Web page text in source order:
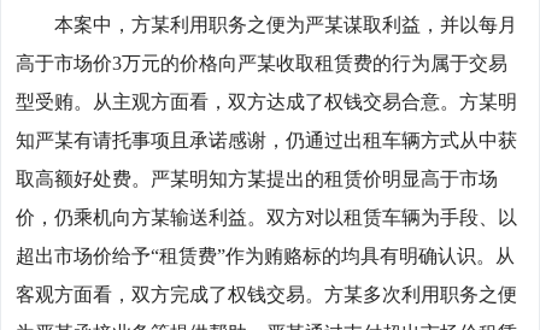
本案中，方某利用职务之便为严某谋取利益，并以每月
高于市场价3万元的价格向严某收取租赁费的行为属于交易
型受贿。从主观方面看，双方达成了权钱交易合意。方某明
知严某有请托事项且承诺感谢，仍通过出租车辆方式从中获
取高额好处费。严某明知方某提出的租赁价明显高于市场
价，仍乘机向方某输送利益。双方对以租赁车辆为手段、以
超出市场价给予“租赁费”作为贿赂标的均具有明确认识。从
客观方面看，双方完成了权钱交易。方某多次利用职务之便